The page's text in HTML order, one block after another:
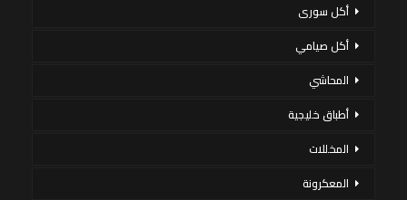
أكل سورى
أكل صيامي
المحاشي
أطباق خليجية
المخللات
المعكرونة